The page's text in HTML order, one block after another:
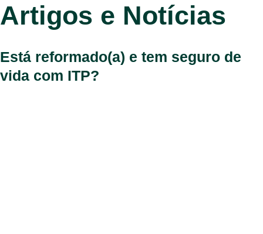
Artigos e Notícias
Está reformado(a) e tem seguro de
vida com ITP?